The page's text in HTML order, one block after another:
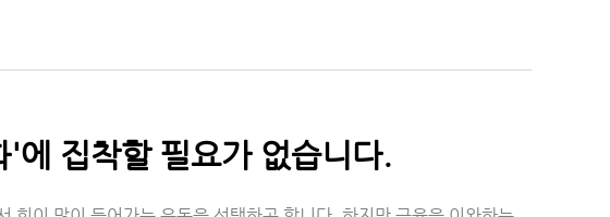
에 집착할 필요가 없습니다.